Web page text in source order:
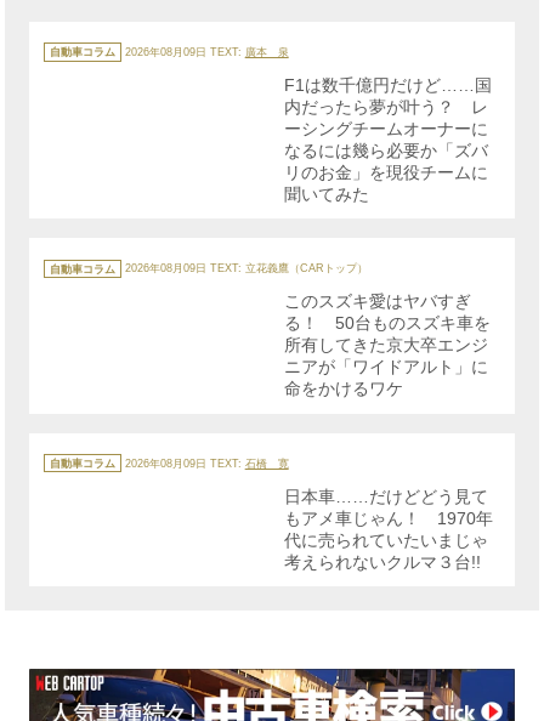
カ
テ
ゴ
自動車コラム 2026年08月09日 TEXT: 廣本 泉
F1は数千億円だけど……国
内だったら夢が叶う？ レ
ーシングチームオーナーに
なるには幾ら必要か「ズバ
リのお金」を現役チームに
聞いてみた
テ
ゴ
自動車コラム 2026年08月09日 TEXT: 立花義鷹（CARトップ）
このスズキ愛はヤバすぎ
る！ 50台ものスズキ車を
所有してきた京大卒エンジ
ニアが「ワイドアルト」に
命をかけるワケ
テ
ゴ
自動車コラム 2026年08月09日 TEXT: 石橋 寛
日本車……だけどどう見て
もアメ車じゃん！ 1970年
代に売られていたいまじゃ
考えられないクルマ３台!!